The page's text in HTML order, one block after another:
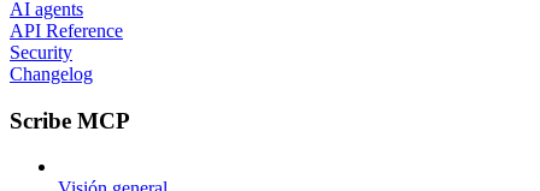
AI agents
API Reference
Security
Changelog
Scribe MCP